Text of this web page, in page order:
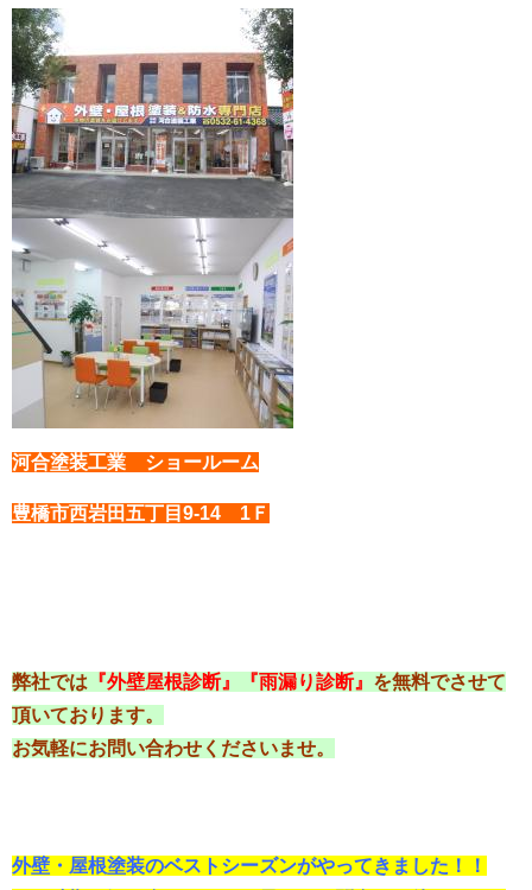
河合塗装工業 ショールーム
豊橋市西岩田五丁目9-14 1Ｆ
弊社では 『外壁屋根診断』『雨漏り診断』 を無料でさせて
頂いております。
お気軽にお問い合わせくださいませ。
外壁・屋根塗装のベストシーズンがやってきました！！